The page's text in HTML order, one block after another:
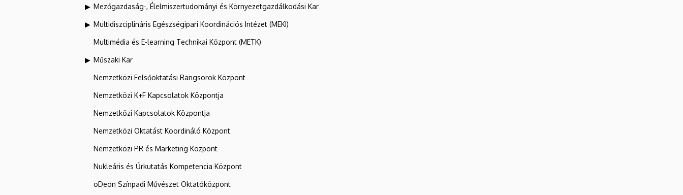
Mezőgazdaság-, Élelmiszertudományi és Környezetgazdálkodási Kar
Multidiszciplináris Egészségipari Koordinációs Intézet (MEKI)
Multimédia és E-learning Technikai Központ (METK)
Műszaki Kar
Nemzetközi Felsőoktatási Rangsorok Központ
Nemzetközi K+F Kapcsolatok Központja
Nemzetközi Kapcsolatok Központja
Nemzetközi Oktatást Koordináló Központ
Nemzetközi PR és Marketing Központ
Nukleáris és Űrkutatás Kompetencia Központ
oDeon Színpadi Művészet Oktatóközpont